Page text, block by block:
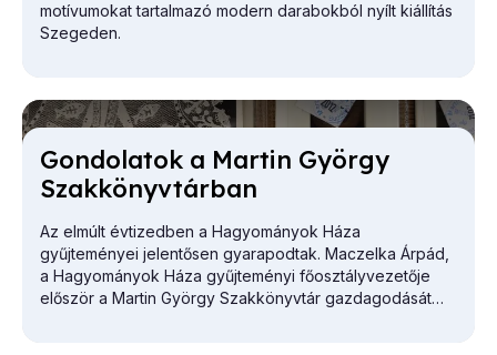
motívumokat tartalmazó modern darabokból nyílt kiállítás
Szegeden.
Gon­do­la­tok a Mar­tin György
Szak­könyv­tár­ban
Az elmúlt évtizedben a Hagyományok Háza
gyűjteményei jelentősen gyarapodtak. Maczelka Árpád,
a Hagyományok Háza gyűjteményi főosztályvezetője
először a Martin György Szakkönyvtár gazdagodását